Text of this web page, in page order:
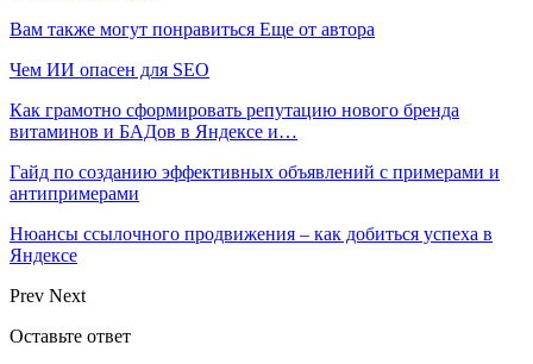
Вам также могут понравиться Еще от автора
Чем ИИ опасен для SEO
Как грамотно сформировать репутацию нового бренда
витаминов и БАДов в Яндексе и…
Гайд по созданию эффективных объявлений с примерами и
антипримерами
Нюансы ссылочного продвижения – как добиться успеха в
Яндексе
Prev Next
Оставьте ответ